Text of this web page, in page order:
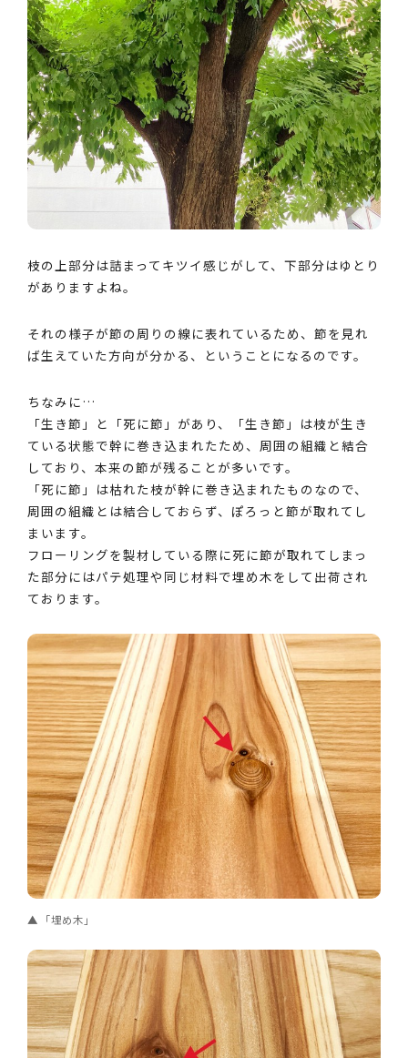
枝の上部分は詰まってキツイ感じがして、下部分はゆとり
がありますよね。
それの様子が節の周りの線に表れているため、節を見れ
ば生えていた方向が分かる、ということになるのです。
ちなみに…
「生き節」と「死に節」があり、「生き節」は枝が生き
ている状態で幹に巻き込まれたため、周囲の組織と結合
しており、本来の節が残ることが多いです。
「死に節」は枯れた枝が幹に巻き込まれたものなので、
周囲の組織とは結合しておらず、ぽろっと節が取れてし
まいます。
フローリングを製材している際に死に節が取れてしまっ
た部分にはパテ処理や同じ材料で埋め木をして出荷され
ております。
「埋め木」